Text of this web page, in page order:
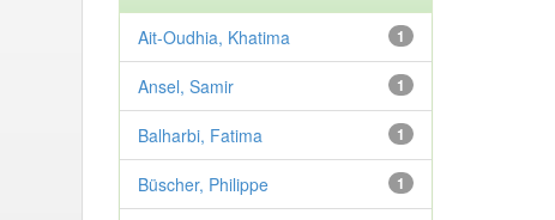
1
Ait-Oudhia, Khatima
1
Ansel, Samir
1
Balharbi, Fatima
1
Büscher, Philippe